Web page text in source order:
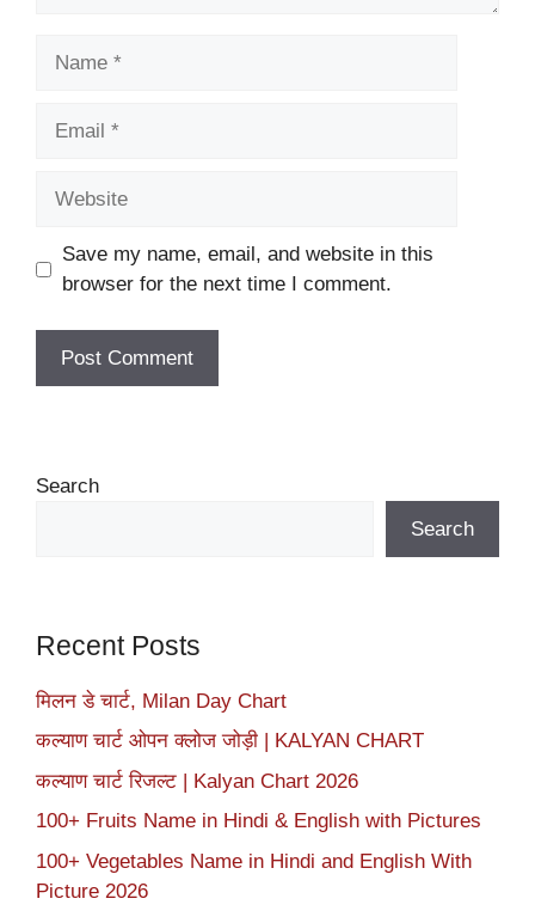
Save my name, email, and website in this
browser for the next time I comment.
Search
Search
Recent Posts
मिलन डे चार्ट, Milan Day Chart
कल्याण चार्ट ओपन क्लोज जोड़ी | KALYAN CHART
कल्याण चार्ट रिजल्ट | Kalyan Chart 2026
100+ Fruits Name in Hindi & English with Pictures
100+ Vegetables Name in Hindi and English With
Picture 2026